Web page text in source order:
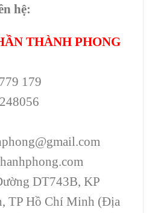
hệ:
THÀNH PHONG
179
DT743B, KP
TP Hồ Chí Minh (Địa